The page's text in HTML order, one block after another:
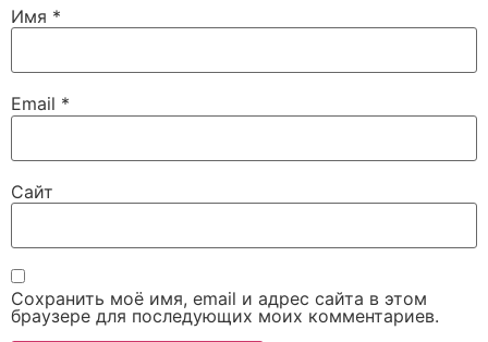
Имя *
Email *
Сайт
Сохранить моё имя, email и адрес сайта в этом
браузере для последующих моих комментариев.